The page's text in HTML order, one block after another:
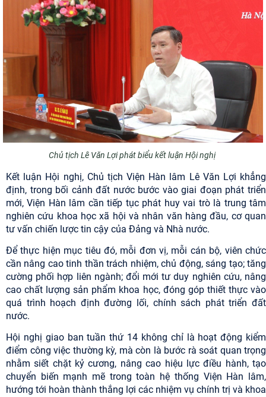
Chủ tịch Lê Văn Lợi phát biểu kết luận Hội nghị
Kết luận Hội nghị, Chủ tịch Viện Hàn lâm Lê Văn Lợi khẳng
định, trong bối cảnh đất nước bước vào giai đoạn phát triển
mới, Viện Hàn lâm cần tiếp tục phát huy vai trò là trung tâm
nghiên cứu khoa học xã hội và nhân văn hàng đầu, cơ quan
tư vấn chiến lược tin cậy của Đảng và Nhà nước.
Để thực hiện mục tiêu đó, mỗi đơn vị, mỗi cán bộ, viên chức
cần nâng cao tinh thần trách nhiệm, chủ động, sáng tạo; tăng
cường phối hợp liên ngành; đổi mới tư duy nghiên cứu, nâng
cao chất lượng sản phẩm khoa học, đóng góp thiết thực vào
quá trình hoạch định đường lối, chính sách phát triển đất
nước.
Hội nghị giao ban tuần thứ 14 không chỉ là hoạt động kiểm
điểm công việc thường kỳ, mà còn là bước rà soát quan trọng
nhằm siết chặt kỷ cương, nâng cao hiệu lực điều hành, tạo
chuyển biến mạnh mẽ trong toàn hệ thống Viện Hàn lâm,
hướng tới hoàn thành thắng lợi các nhiệm vụ chính trị và khoa